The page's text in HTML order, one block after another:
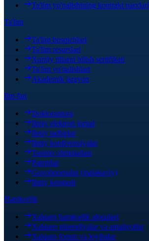
Ta'lim yo'nalishining kontrakt narxlari
Ta'lim
Ta'lim bosqichlari
Ta'lim resurslari
Xorijiy tillarni bilish sertifikati
Ta'lim yo'nalishlari
Akademik jarayon
Ilm-fan
Doktorantura
Ilmiy elektron jurnal
Ilmiy tadbirlar
Ilmiy konferensiyalar
Tasimo olimpiadasi
Patentlar
Guvohnomalar (malakaviy)
Ilmiy kengash
Hamkorlik
Xalqaro hamkorlik aloqalari
Xalqaro stipendiyalar va amaliyotlar
Xalqaro forum va loyihalar